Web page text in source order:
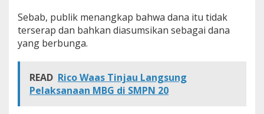
Sebab, publik menangkap bahwa dana itu tidak
terserap dan bahkan diasumsikan sebagai dana
yang berbunga.
READ Rico Waas Tinjau Langsung
Pelaksanaan MBG di SMPN 20